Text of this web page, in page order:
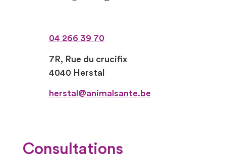
04 266 39 70
7R, Rue du crucifix
4040 Herstal
herstal@animalsante.be
Consultations